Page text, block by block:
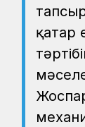
қатар